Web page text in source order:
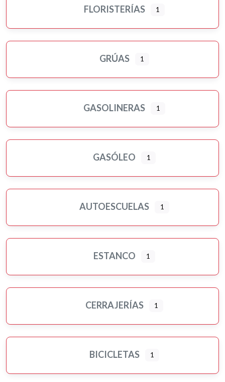
FLORISTERÍAS 1
GRÚAS 1
GASOLINERAS 1
GASÓLEO 1
AUTOESCUELAS 1
ESTANCO 1
CERRAJERÍAS 1
BICICLETAS 1